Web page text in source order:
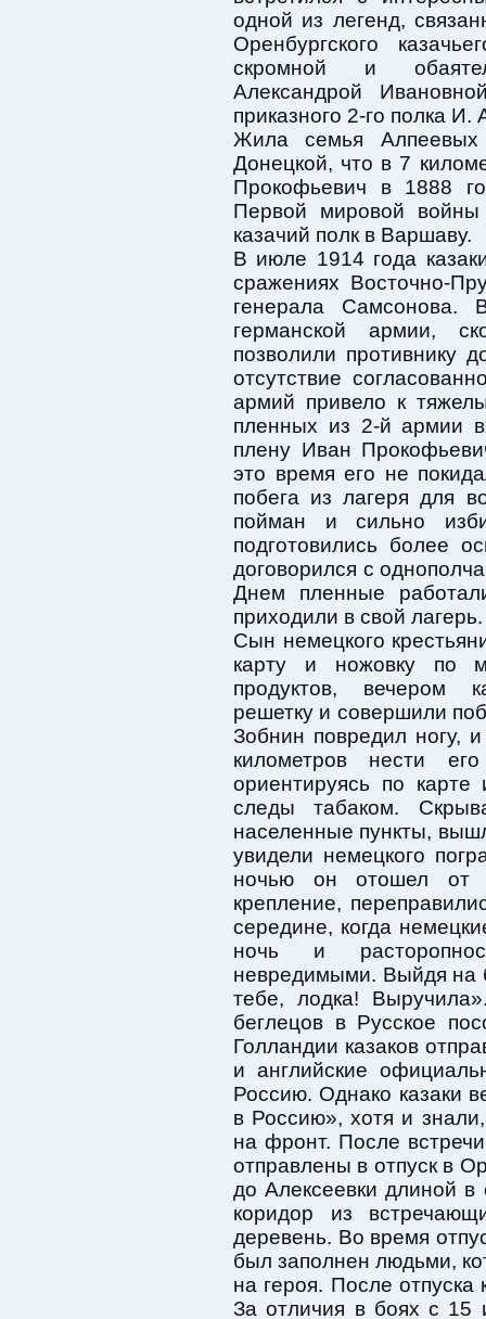
одной из легенд,
Оренбургского
скромной и
Александрой
приказного 2-го полка И.
Жила семья Алпеевых
Донецкой, что в 7
Прокофьевич в 1888
Первой мировой
казачий полк в Варшаву.
В июле 1914 года
сражениях Восточно-
генерала Самсонова.
германской армии,
позволили противнику
отсутствие
армий привело к
пленных из 2-й армии
плену Иван
это время его не
побега из лагеря для
пойман и сильно
подготовились более
договорился с
Днем пленные
приходили в свой лагерь.
Сын немецкого
карту и ножовку по
продуктов, вечером
решетку и совершили
Зобнин повредил ногу,
километров нести
ориентируясь по
следы табаком.
населенные пункты,
увидели немецкого
ночью он отошел от
крепление,
середине, когда
ночь и
невредимыми. Выйдя на
тебе, лодка!
беглецов в Русское
Голландии казаков
и английские
Россию. Однако казаки
в Россию», хотя и
на фронт. После
отправлены в отпуск в
до Алексеевки длиной в
коридор из
деревень. Во время
был заполнен людьми,
на героя. После отпуска
За отличия в боях с 15